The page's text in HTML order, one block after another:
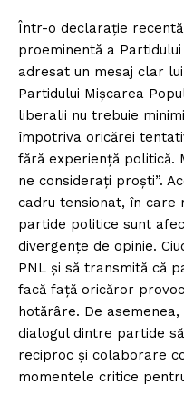
Într-o declarație
proeminentă a
adresat un mesaj clar
Partidului Mișcarea
liberalii nu trebuie
împotriva oricărei
fără experiență politică.
ne considerați proști”.
cadru tensionat, în care
partide politice sunt
divergențe de opinie.
PNL și să transmită că
facă față oricăror
hotărâre. De
dialogul dintre partide
reciproc și colaborare
momentele critice